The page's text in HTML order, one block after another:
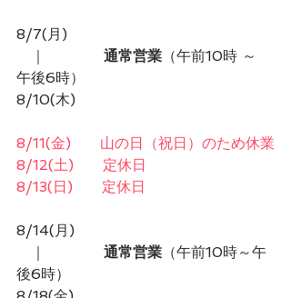
8/7(月)
｜ 通常営業 （午前10時 ～
午後6時）
8/10(木)
8/11(金)　　山の日（祝日）のため休業
8/12(土)　　定休日
8/13(日)　　定休日
8/14(月)
｜ 通常営業 （午前10時～午
後6時）